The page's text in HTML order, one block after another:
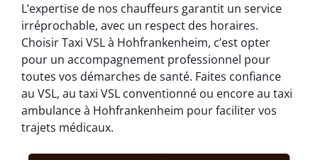
L’expertise de nos chauffeurs garantit un service
irréprochable, avec un respect des horaires.
Choisir Taxi VSL à Hohfrankenheim, c’est opter
pour un accompagnement professionnel pour
toutes vos démarches de santé. Faites confiance
au VSL, au taxi VSL conventionné ou encore au taxi
ambulance à Hohfrankenheim pour faciliter vos
trajets médicaux.